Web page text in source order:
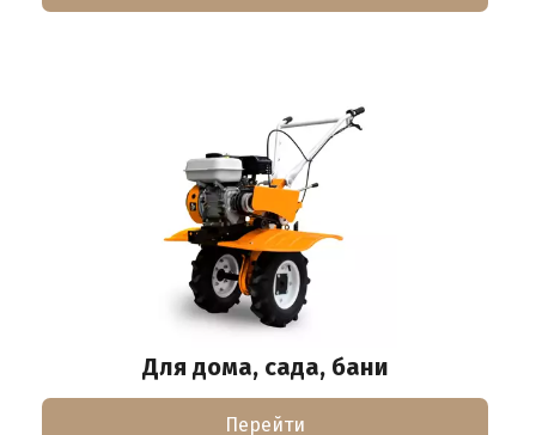
Для дома, сада, бани
Перейти